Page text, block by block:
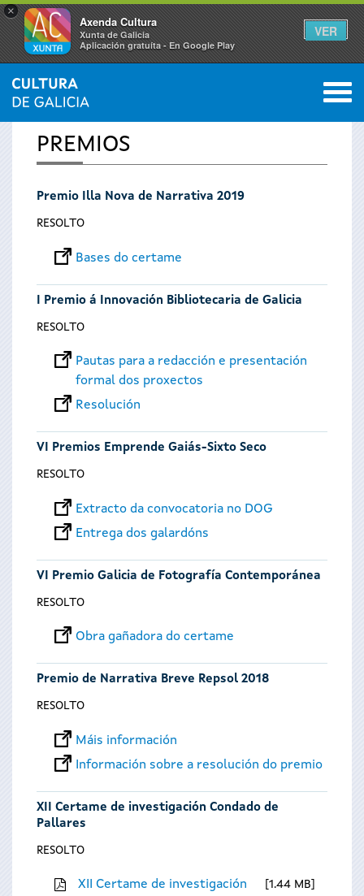
×
Axenda Cultura
Xunta de Galicia
Aplicación gratuíta - En Google Play
VER
Vostede
está
aquí
INICIO 0
PREMIOS
Premio Illa Nova de Narrativa 2019
RESOLTO
Bases do certame
I Premio á Innovación Bibliotecaria de Galicia
RESOLTO
Pautas para a redacción e presentación
formal dos proxectos
Resolución
VI Premios Emprende Gaiás-Sixto Seco
RESOLTO
Extracto da convocatoria no DOG
Entrega dos galardóns
VI Premio Galicia de Fotografía Contemporánea
RESOLTO
Obra gañadora do certame
Premio de Narrativa Breve Repsol 2018
RESOLTO
Máis información
Información sobre a resolución do premio
XII Certame de investigación Condado de
Pallares
RESOLTO
XII Certame de investigación
1.44 MB